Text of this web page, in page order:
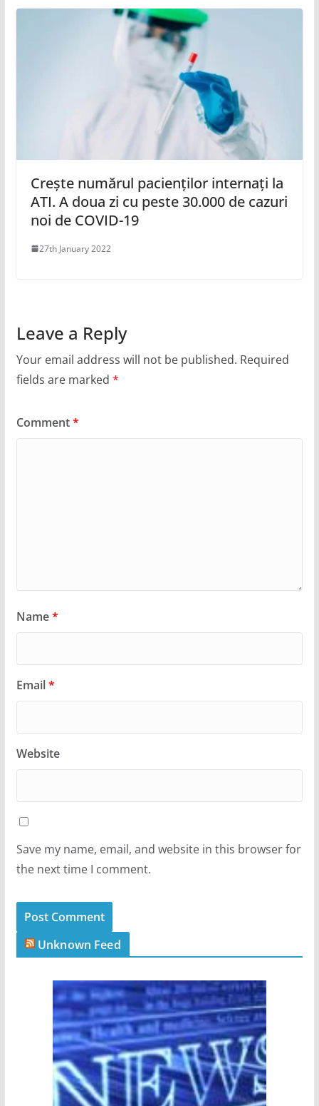
Crește numărul pacienților internați la
ATI. A doua zi cu peste 30.000 de cazuri
noi de COVID-19
27th January 2022
Leave a Reply
Your email address will not be published. Required
fields are marked *
Comment*
Name*
Email*
Website
Save my name, email, and website in this browser for
the next time I comment.
Unknown Feed